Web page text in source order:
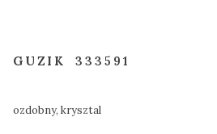
GUZIK 333591
ozdobny, krysztal